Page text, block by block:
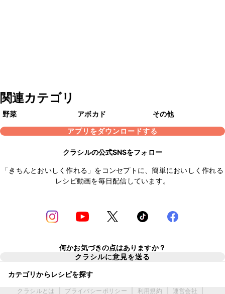
関連カテゴリ
野菜 アボカド
その他
アプリをダウンロードする
クラシルの公式SNSをフォロー
「きちんとおいしく作れる」をコンセプトに、簡単においしく作れる
レシピ動画を毎日配信しています。
何かお気づきの点はありますか？
クラシルに意見を送る
カテゴリからレシピを探す
クラシルとは プライバシーポリシー 利用規約 運営会社